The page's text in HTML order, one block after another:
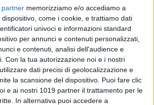
partner memorizziamo e/o accediamo a
come i cookie, e trattiamo dati
univoci e informazioni standard
per annunci e contenuti personalizzati,
e contenuti, analisi dell'audience e
Con la tua autorizzazione noi e i nostri
dati precisi di geolocalizzazione e
la scansione del dispositivo. Puoi fare clic
e ai nostri 1019 partner il trattamento per le
In alternativa puoi accedere a
nella periferia di
. Una casa che porta i segni
che passa come chi ci è
e chi ancora ci abita. La
cinque donne, di una
di chi va via, di chi resta e